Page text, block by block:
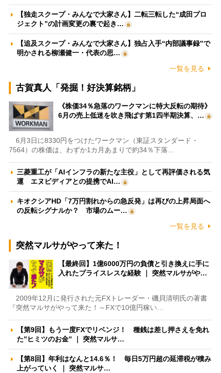
【独走スクープ・みんなで大家さん】二転三転した“成田プロ
ジェクト”の計画変更の裏で起き…
【追及スクープ・みんなで大家さん】独占入手“内部議事録”で
明かされる柳瀬健一・代表の思…
一覧を見る
古賀真人「発掘！好決算銘柄」
《株価34％急落のワークマンに特大反転の期待》
6月の売上低迷を吹き飛ばす第1四半期決算、…
6月3日に8330円をつけたワークマン（東証スタンダード・
7564）の株価は、わずか1カ月あまりで約34％下落…
三菱重工が「AIインフラの新たな主役」として再評価される気
運 エヌビディアとの提携でAI…
キオクシアHD「7万円割れからの急反発」は再びの上昇局面へ
の反転シグナルか？ 市場のムー…
一覧を見る
突然マルサがやって来た！
【最終回】1億6000万円の負債と引き換えに手に
入れたプライスレスな経験 ｜ 突然マルサがや…
2009年12月に発行された元FXトレーダー・磯貝清明氏の著書
『突然マルサがやって来た！～FXで10億円稼い…
【第9回】もう一度FXでリベンジ！ 種銭は差し押さえを免れ
た”ヒミツのお金” ｜ 突然マルサ…
【第8回】年利はなんと14.6％！ 毎日5万円超の延滞税が積み
上がっていく ｜ 突然マルサ…